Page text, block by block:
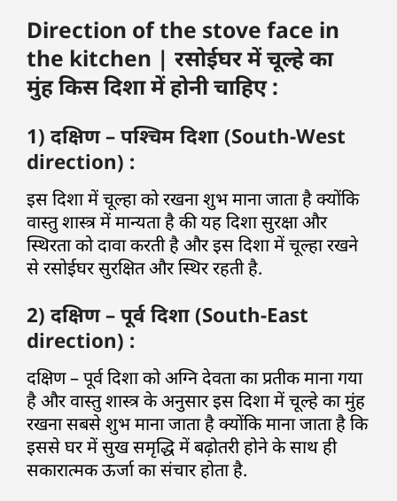
Direction of the stove face in
the kitchen | रसोईघर में चूल्हे का
मुंह किस दिशा में होनी चाहिए :
1) दक्षिण – पश्चिम दिशा (South-West
direction) :
इस दिशा में चूल्हा को रखना शुभ माना जाता है क्योंकि
वास्तु शास्त्र में मान्यता है की यह दिशा सुरक्षा और
स्थिरता को दावा करती है और इस दिशा में चूल्हा रखने
से रसोईघर सुरक्षित और स्थिर रहती है.
2) दक्षिण – पूर्व दिशा (South-East
direction) :
दक्षिण – पूर्व दिशा को अग्नि देवता का प्रतीक माना गया
है और वास्तु शास्त्र के अनुसार इस दिशा में चूल्हे का मुंह
रखना सबसे शुभ माना जाता है क्योंकि माना जाता है कि
इससे घर में सुख समृद्धि में बढ़ोतरी होने के साथ ही
सकारात्मक ऊर्जा का संचार होता है.